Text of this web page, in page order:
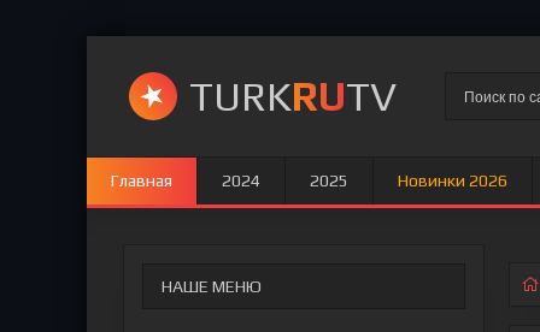
TURKRUTV
Главная 2024 2025 Новинки 2026
НАШЕ МЕНЮ